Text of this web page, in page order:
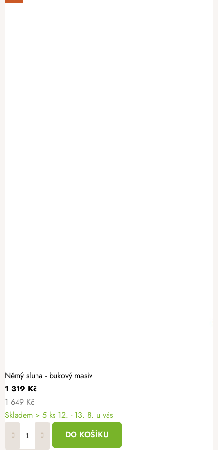
Němý sluha - bukový masiv
1 319 Kč
1 649 Kč
Skladem > 5 ks 12. - 13. 8. u vás
DO KOŠÍKU